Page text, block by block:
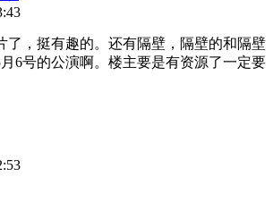
了，挺有趣的。还有隔壁，隔壁的和隔壁
6号的公演啊。楼主要是有资源了一定要